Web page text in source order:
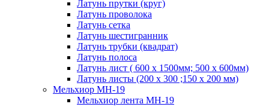
Латунь прутки (круг)
Латунь проволока
Латунь сетка
Латунь шестигранник
Латунь трубки (квадрат)
Латунь полоса
Латунь лист ( 600 х 1500мм; 500 х 600мм)
Латунь листы (200 х 300 ;150 х 200 мм)
Мельхиор МН-19
Мельхиор лента МН-19